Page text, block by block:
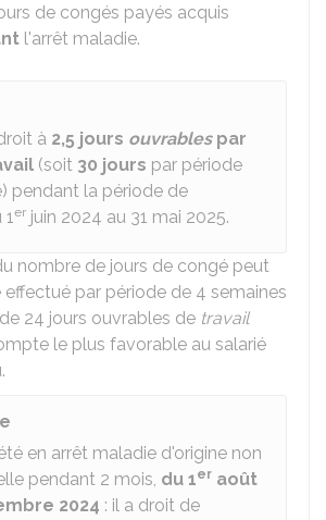
de congés payés acquis
l'arrêt maladie.
à 2,5 jours ouvrablespar
(soit 30 jours par période
pendant la période de
1er juin 2024 au 31 mai 2025.
nombre de jours de congé peut
par période de 4 semaines
24 jours ouvrables de travail
le plus favorable au salarié
en arrêt maladie d'origine non
pendant 2 mois, du 1er août
2024 : il a droit de